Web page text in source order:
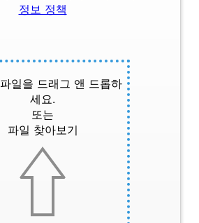
정보 정책
일을 드래그 앤 드롭하
세요.
또는
파일 찾아보기